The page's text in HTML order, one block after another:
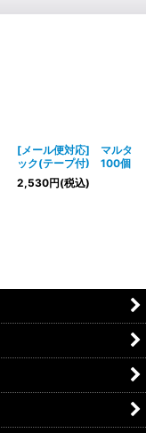
[メール便対応] マルタ
ック(テープ付) 100個
2,530円(税込)